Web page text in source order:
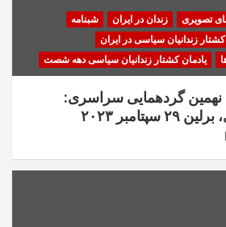
تصویری زندان در ایران
شبنامه
زندانیان سیاسی در ایران
یادمان کشتار زندانیان سیاسی دهه شصت
نهمین گردهمایی سراسری:
۲۰۲۳